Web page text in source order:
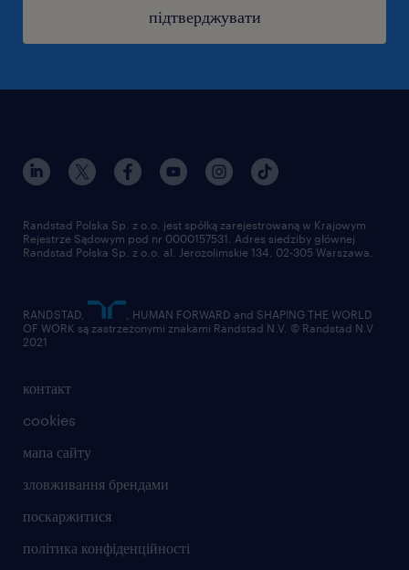
підтверджувати
контакт
cookies
мапа сайту
зловживання брендами
поскаржитися
політика конфіденційності
Randstad Polska Sp. z o.o. jest spółką zarejestrowaną w Krajowym
Rejestrze Sądowym pod nr 0000157531. Adres siedziby głównej
Randstad Polska Sp. z o.o. al. Jerozolimskie 134, 02-305 Warszawa.
RANDSTAD,
, HUMAN FORWARD and SHAPING THE WORLD
OF WORK są zastrzeżonymi znakami Randstad N.V. © Randstad N.V
2021